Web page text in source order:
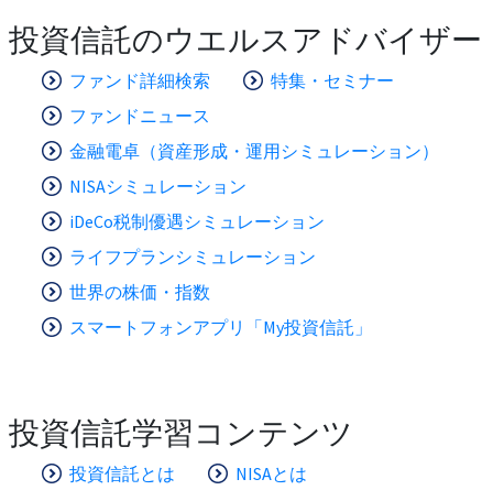
投資信託のウエルスアドバイザー
ファンド詳細検索
特集・セミナー
ファンドニュース
金融電卓（資産形成・運用シミュレーション）
NISAシミュレーション
iDeCo税制優遇シミュレーション
ライフプランシミュレーション
世界の株価・指数
スマートフォンアプリ「My投資信託」
投資信託学習コンテンツ
投資信託とは NISAとは